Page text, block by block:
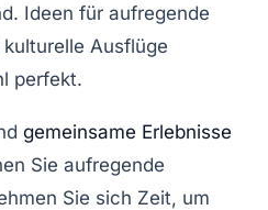
Ideen für aufregende
kulturelle Ausflüge
perfekt.
gemeinsame Erlebnisse
Sie aufregende
Sie sich Zeit, um